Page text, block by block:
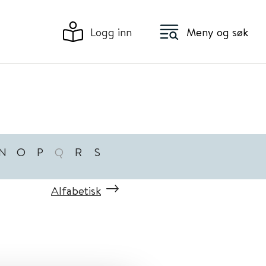
Logg inn Meny og søk
O P Q R S
Alfabetisk